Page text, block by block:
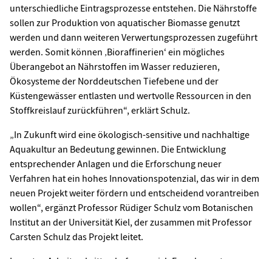
unterschiedliche Eintragsprozesse entstehen. Die Nährstoffe
sollen zur Produktion von aquatischer Biomasse genutzt
werden und dann weiteren Verwertungsprozessen zugeführt
werden. Somit können ‚Bioraffinerien‘ ein mögliches
Überangebot an Nährstoffen im Wasser reduzieren,
Ökosysteme der Norddeutschen Tiefebene und der
Küstengewässer entlasten und wertvolle Ressourcen in den
Stoffkreislauf zurückführen“, erklärt Schulz.
„In Zukunft wird eine ökologisch-sensitive und nachhaltige
Aquakultur an Bedeutung gewinnen. Die Entwicklung
entsprechender Anlagen und die Erforschung neuer
Verfahren hat ein hohes Innovationspotenzial, das wir in dem
neuen Projekt weiter fördern und entscheidend vorantreiben
wollen“, ergänzt Professor Rüdiger Schulz vom Botanischen
Institut an der Universität Kiel, der zusammen mit Professor
Carsten Schulz das Projekt leitet.